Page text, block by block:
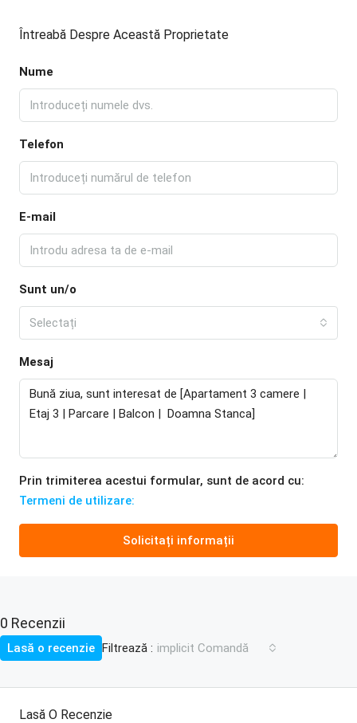
Întreabă Despre Această Proprietate
Nume
Telefon
E-mail
Sunt un/o
Selectați
Mesaj
Prin trimiterea acestui formular, sunt de acord cu:
Termeni de utilizare:
Solicitați informații
0 Recenzii
Filtrează : implicit Comandă
Lasă o recenzie
Lasă O Recenzie